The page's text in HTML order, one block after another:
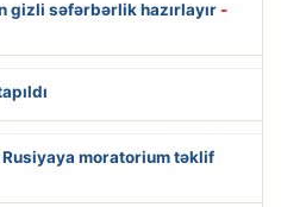
gizli səfərbərlik hazırlayır -
moratorium təklif